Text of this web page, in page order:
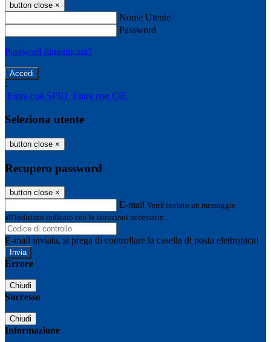
button close ×
Nome Utente
Password
Password dimenticata?
-
Entra con SPID Entra con CIE
Seleziona utente
button close ×
Recupero password
button close ×
E-mail Verrà inviato un messaggio
all'indirizzo indicato con le istruzioni necessarie.
E-mail inviata, si prega di controllare la casella di posta elettronica!
Errore
Chiudi
Successo
Chiudi
Informazione